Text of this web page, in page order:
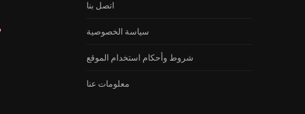
اتصل بنا
سياسة الخصوصية
شروط وأحكام استخدام الموقع
معلومات عنا